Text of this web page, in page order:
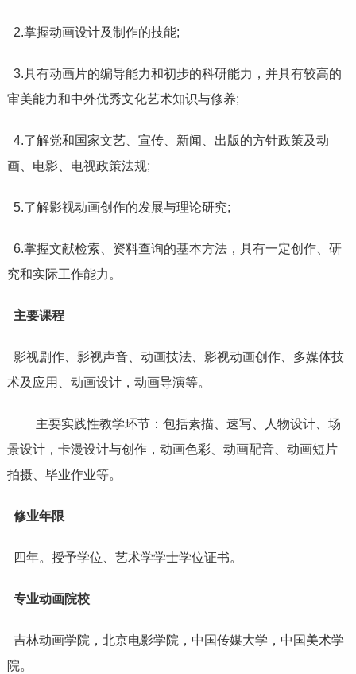
2.掌握动画设计及制作的技能;
3.具有动画片的编导能力和初步的科研能力，并具有较高的
审美能力和中外优秀文化艺术知识与修养;
4.了解党和国家文艺、宣传、新闻、出版的方针政策及动
画、电影、电视政策法规;
5.了解影视动画创作的发展与理论研究;
6.掌握文献检索、资料查询的基本方法，具有一定创作、研
究和实际工作能力。
主要课程
影视剧作、影视声音、动画技法、影视动画创作、多媒体技
术及应用、动画设计，动画导演等。
主要实践性教学环节：包括素描、速写、人物设计、场
景设计，卡漫设计与创作，动画色彩、动画配音、动画短片
拍摄、毕业作业等。
修业年限
四年。授予学位、艺术学学士学位证书。
专业动画院校
吉林动画学院 ， 北京电影学院 ， 中国传媒大学 ， 中国美术学
院。